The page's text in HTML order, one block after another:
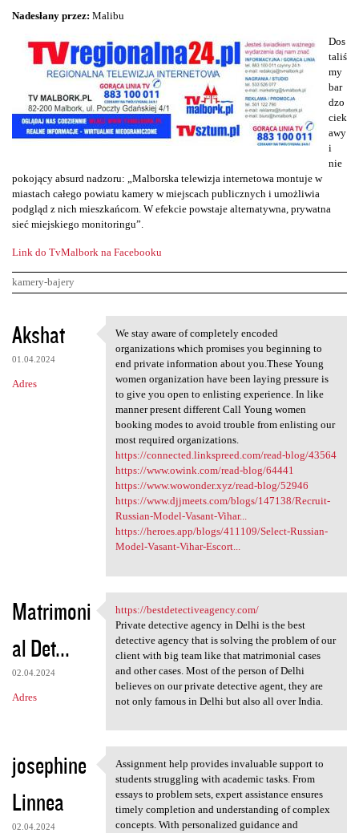
Nadesłany przez: Malibu
Dos
taliś
my
bar
dzo
ciek
awy
i
nie
pokojący absurd nadzoru: „Malborska telewizja internetowa montuje w
miastach całego powiatu kamery w miejscach publicznych i umożliwia
podgląd z nich mieszkańcom. W efekcie powstaje alternatywna, prywatna
sieć miejskiego monitoringu”.
Link do TvMalbork na Facebooku
kamery-bajery
K
o
m
e
Akshat
01.04.2024
Adres
We stay aware of completely
We stay aware of completely encoded
organizations which promises you beginning to
end private information about you.These Young
women organization have been laying pressure is
to give you open to enlisting experience. In like
manner present different Call Young women
booking modes to avoid trouble from enlisting our
most required organizations.
https://connected.linkspreed.com/read-blog/43564
https://www.owink.com/read-blog/64441
https://www.wowonder.xyz/read-blog/52946
https://www.djjmeets.com/blogs/147138/Recruit-
Russian-Model-Vasant-Vihar...
https://heroes.app/blogs/411109/Select-Russian-
Model-Vasant-Vihar-Escort...
Matrimoni
al Det...
02.04.2024
Adres
https://bestdetectiveagency
https://bestdetectiveagency.com/
Private detective agency in Delhi is the best
detective agency that is solving the problem of our
client with big team like that matrimonial cases
and other cases. Most of the person of Delhi
believes on our private detective agent, they are
not only famous in Delhi but also all over India.
josephine
Linnea
02.04.2024
Assignment help provides
Assignment help provides invaluable support to
students struggling with academic tasks. From
essays to problem sets, expert assistance ensures
timely completion and understanding of complex
concepts. With personalized guidance and